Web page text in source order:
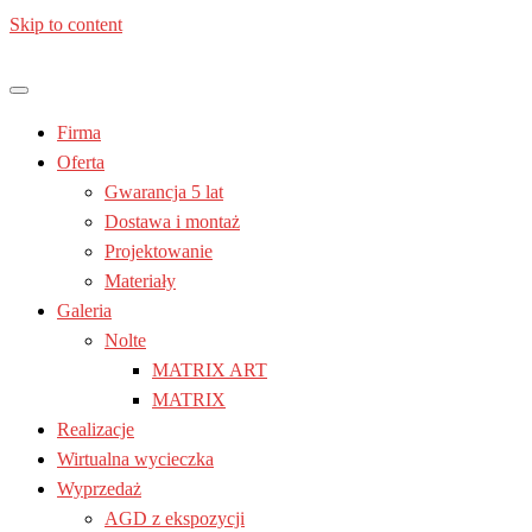
Skip to content
Meble kuchenne – Laura | Nolte
| Lublin
Firma
Oferta
Gwarancja 5 lat
Dostawa i montaż
Projektowanie
Materiały
Galeria
Nolte
MATRIX ART
MATRIX
Realizacje
Wirtualna wycieczka
Wyprzedaż
AGD z ekspozycji